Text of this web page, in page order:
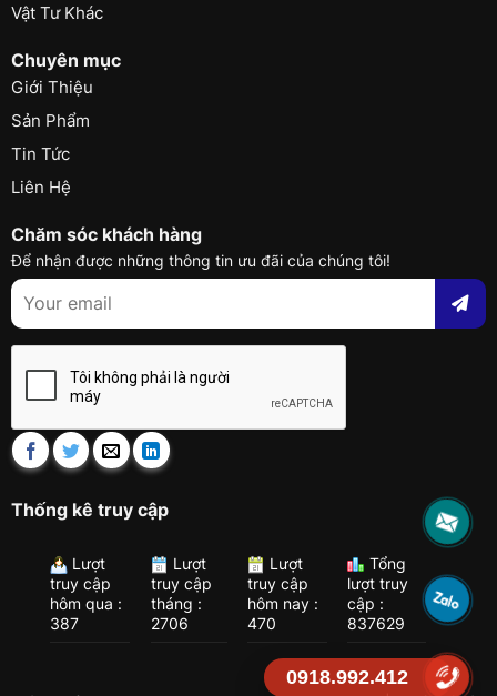
Vật Tư Khác
Chuyên mục
Giới Thiệu
Sản Phẩm
Tin Tức
Liên Hệ
Chăm sóc khách hàng
Để nhận được những thông tin ưu đãi của chúng tôi!
Thống kê truy cập
Lượt
truy cập
hôm qua :
387
Lượt
truy cập
tháng :
2706
Lượt
truy cập
hôm nay :
470
Tổng
lượt truy
cập :
837629
0918.992.412